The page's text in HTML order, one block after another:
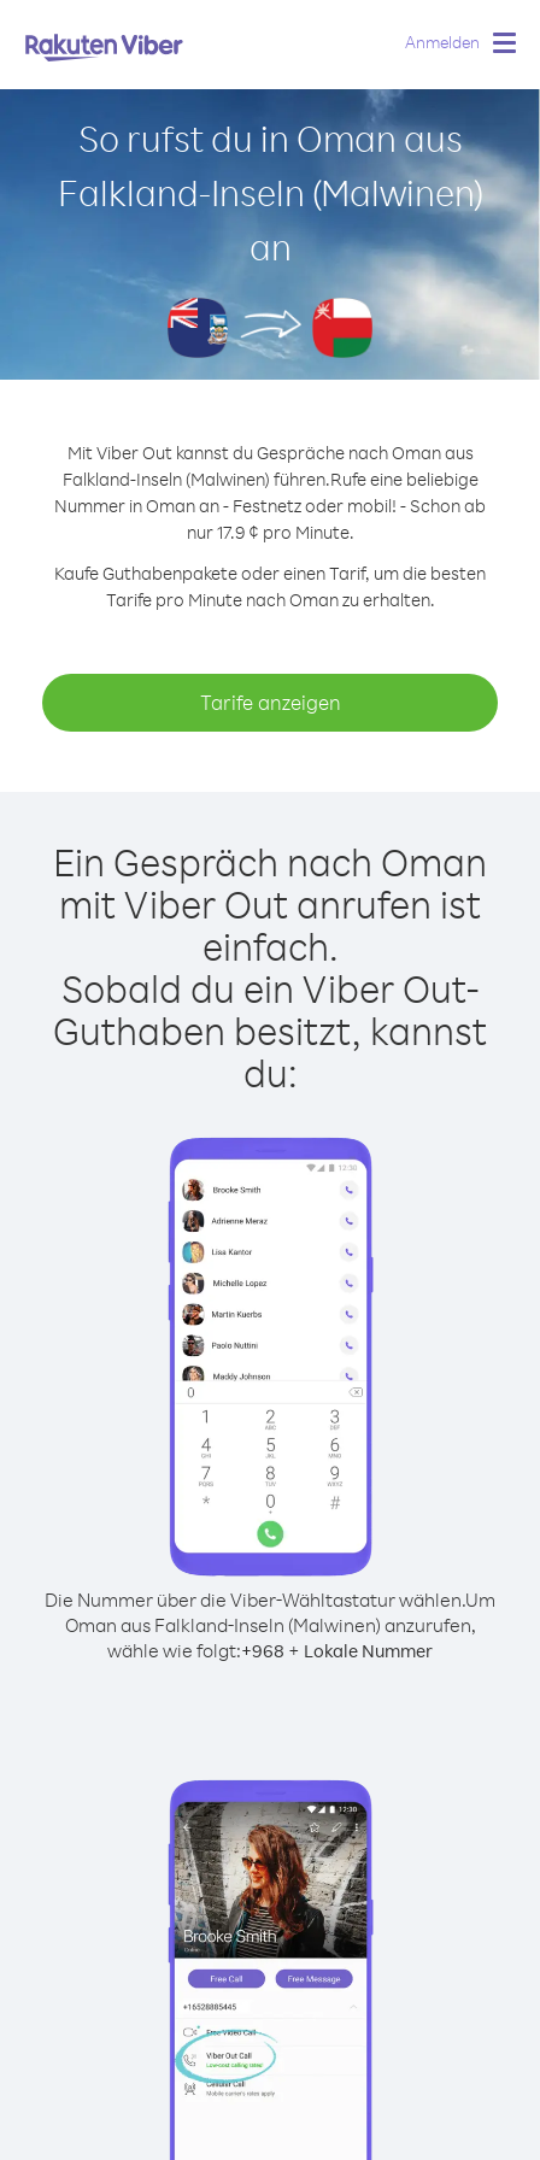
Anmelden
So rufst du in Oman aus
Falkland-Inseln (Malwinen)
an
Mit Viber Out kannst du Gespräche nach Oman aus
Falkland-Inseln (Malwinen) führen.Rufe eine beliebige
Nummer in Oman an - Festnetz oder mobil! - Schon ab
nur 17.9 ¢ pro Minute.
Kaufe Guthabenpakete oder einen Tarif, um die besten
Tarife pro Minute nach Oman zu erhalten.
Tarife anzeigen
Ein Gespräch nach Oman
mit Viber Out anrufen ist
einfach.
Sobald du ein Viber Out-
Guthaben besitzt, kannst
du:
Die Nummer über die Viber-Wähltastatur wählen.Um
Oman aus Falkland-Inseln (Malwinen) anzurufen,
wähle wie folgt:+968 + Lokale Nummer